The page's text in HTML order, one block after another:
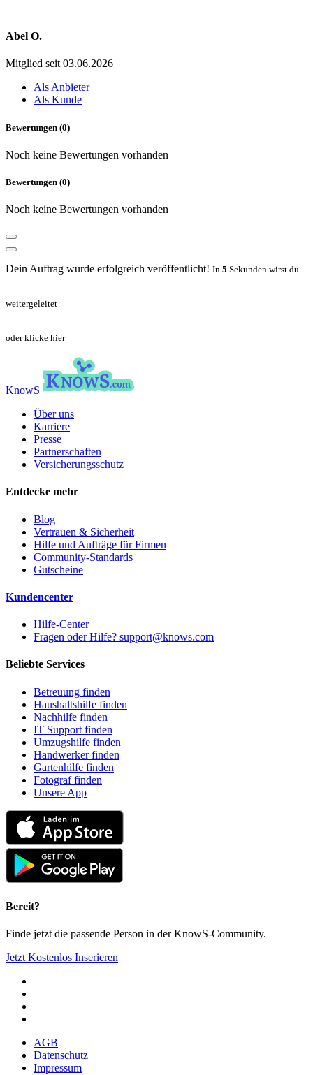
Abel O.
Mitglied seit 03.06.2026
Als Anbieter
Als Kunde
Bewertungen (0)
Noch keine Bewertungen vorhanden
Bewertungen (0)
Noch keine Bewertungen vorhanden
Dein Auftrag wurde erfolgreich veröffentlicht! In 5 Sekunden wirst du
weitergeleitet
oder klicke hier
KnowS
Über uns
Karriere
Presse
Partnerschaften
Versicherungsschutz
Entdecke mehr
Blog
Vertrauen & Sicherheit
Hilfe und Aufträge für Firmen
Community-Standards
Gutscheine
Kundencenter
Hilfe-Center
Fragen oder Hilfe? support@knows.com
Beliebte Services
Betreuung finden
Haushaltshilfe finden
Nachhilfe finden
IT Support finden
Umzugshilfe finden
Handwerker finden
Gartenhilfe finden
Fotograf finden
Unsere App
Bereit?
Finde jetzt die passende Person in der KnowS-Community.
Jetzt Kostenlos Inserieren
AGB
Datenschutz
Impressum